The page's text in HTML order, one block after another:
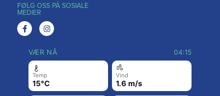
FØLG OSS PÅ SOSIALE
MEDIER
VÆR NÅ 04:15
Temp
15°C
Vind
1.6 m/s